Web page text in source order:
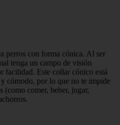
perros con forma cónica. Al ser
tenga un campo de visión
facilidad. Este collar cónico está
cómodo, por lo que no te impide
(como comer, beber, jugar,